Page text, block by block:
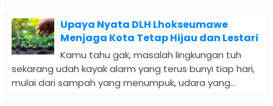
Upaya Nyata DLH Lhokseumawe
Menjaga Kota Tetap Hijau dan Lestari
Kamu tahu gak, masalah lingkungan tuh
sekarang udah kayak alarm yang terus bunyi tiap hari,
mulai dari sampah yang menumpuk, udara yang...